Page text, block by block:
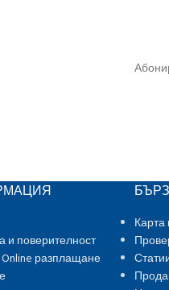
и поверителност
разплащане
Карта